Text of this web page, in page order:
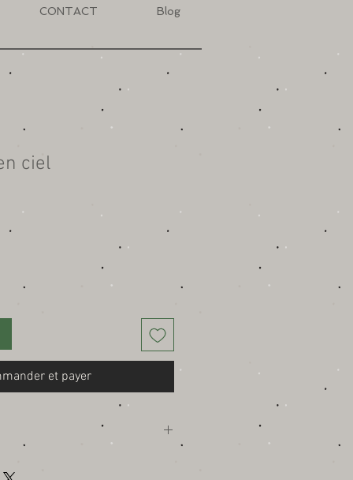
CONTACT Blog
ciel
et payer